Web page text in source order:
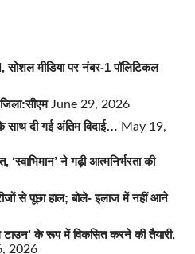
मीडिया पर नंबर-1 पॉलिटिकल
June 29, 2026
दी गई अंतिम विदाई… May 19,
ने गढ़ी आत्मनिर्भरता की
से पूछा हाल; बोले- इलाज में नहीं आने
टाउन’ के रूप में विकसित करने की तैयारी,
2026